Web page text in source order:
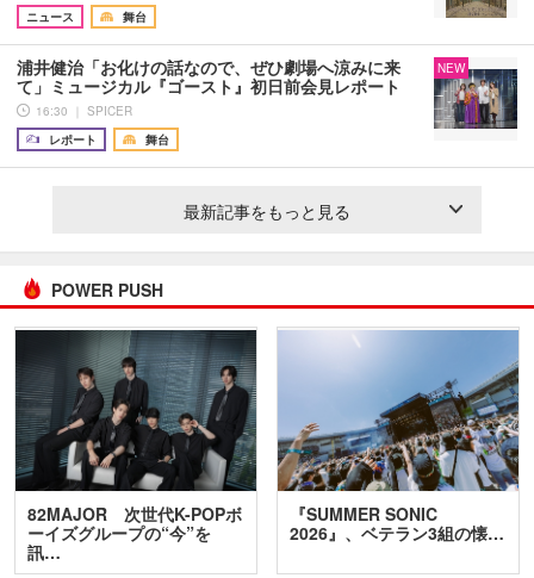
ニュース
舞台
浦井健治「お化けの話なので、ぜひ劇場へ涼みに来
て」ミュージカル『ゴースト』初日前会見レポート
16:30 ｜ SPICER
レポート
舞台
NEW
最新記事をもっと見る
POWER PUSH
82MAJOR 次世代K-POPボ
ーイズグループの“今”を
訊…
『SUMMER SONIC
2026』、ベテラン3組の懐…